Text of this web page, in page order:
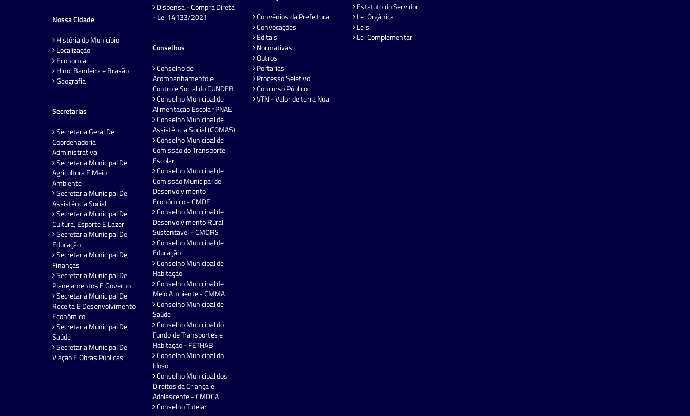
Nossa Cidade
História do Município
Localização
Economia
Hino, Bandeira e Brasão
Geografia
Secretarias
Secretaria Geral De
Coordenadoria
Administrativa
Secretaria Municipal De
Agricultura E Meio
Ambiente
Secretaria Municipal De
Assistência Social
Secretaria Municipal De
Cultura, Esporte E Lazer
Secretaria Municipal De
Educação
Secretaria Municipal De
Finanças
Secretaria Municipal De
Planejamentos E Governo
Secretaria Municipal De
Receita E Desenvolvimento
Econômico
Secretaria Municipal De
Saúde
Secretaria Municipal De
Viação E Obras Públicas
Dispensa - Compra Direta
- Lei 14133/2021
Conselhos
Conselho de
Acompanhamento e
Controle Social do FUNDEB
Conselho Municipal de
Alimentação Escolar PNAE
Conselho Municipal de
Assistência Social (COMAS)
Conselho Municipal de
Comissão do Transporte
Escolar
Conselho Municipal de
Comissão Municipal de
Desenvolvimento
Econômico - CMDE
Conselho Municipal de
Desenvolvimento Rural
Sustentável - CMDRS
Conselho Municipal de
Educação
Conselho Municipal de
Habitação
Conselho Municipal de
Meio Ambiente - CMMA
Conselho Municipal de
Saúde
Conselho Municipal do
Fundo de Transportes e
Habitação - FETHAB
Conselho Municipal do
Idoso
Conselho Municipal dos
Direitos da Criança e
Adolescente - CMDCA
Conselho Tutelar
Convênios da Prefeitura
Convocações
Editais
Normativas
Outros
Portarias
Processo Seletivo
Concurso Público
VTN - Valor de terra Nua
Estatuto do Servidor
Lei Orgânica
Leis
Lei Complementar